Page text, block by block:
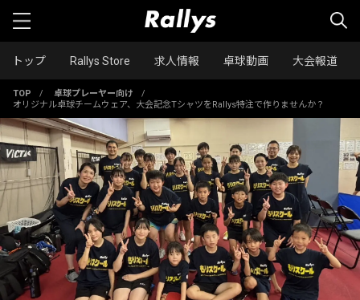
トップ Rallys Store 求人情報 卓球動画 大会報道
TOP / 卓球プレーヤー向け
/
オリジナル卓球チームウェア、大会記念TシャツをRallys特注で作りませんか？